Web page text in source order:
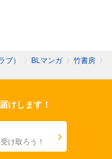
ブ） 〉 BLマンガ 〉 竹書房 〉
けします！
け取ろう！